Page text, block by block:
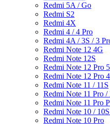
Redmi 5A / Go
Redmi S2
Redmi 4X
Redmi 4 / 4 Pro
Redmi 4A / 3S / 3
Redmi Note 12 4G
Redmi Note 12S
Redmi Note 12 Pro
Redmi Note 12 Pro
Redmi Note 11 / 11S
Redmi Note 11 Pro
Redmi Note 11 Pro
Redmi Note 10 /
Redmi Note 10 Pro